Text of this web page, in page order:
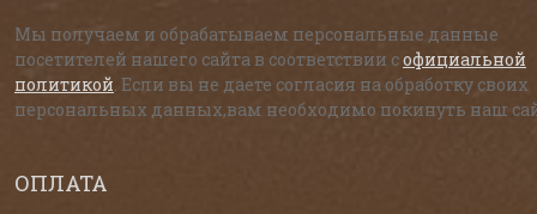
Мы получаем и обрабатываем персональные данные
посетителей нашего сайта в соответствии софициальной
политикой . Если вы не даете согласия на обработку своих
персональных данных,вам необходимо покинуть наш
ОПЛАТА